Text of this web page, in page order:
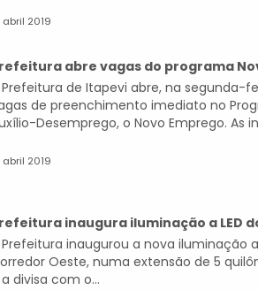
abril 2019
abre vagas do programa
Prefeitura de Itapevi abre, na segunda-
de preenchimento imediato no
Desemprego, o Novo Emprego. As
abril 2019
inaugura iluminação a LED
Prefeitura inaugurou a nova iluminação
Oeste, numa extensão de 5
divisa com o...